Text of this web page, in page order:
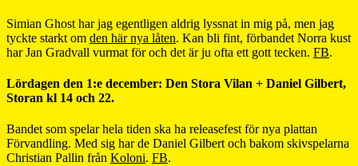
Simian Ghost har jag egentligen aldrig lyssnat in mig på, men jag
tyckte starkt om den här nya låten. Kan bli fint, förbandet Norra kust
har Jan Gradvall vurmat för och det är ju ofta ett gott tecken. FB.
Lördagen den 1:e december: Den Stora Vilan + Daniel Gilbert,
Storan kl 14 och 22.
Bandet som spelar hela tiden ska ha releasefest för nya plattan
Förvandling. Med sig har de Daniel Gilbert och bakom skivspelarna
Christian Pallin från Koloni. FB.